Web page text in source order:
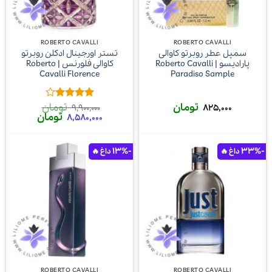
ROBERTO CAVALLI
سمپل عطر روبرتو کاوالی
پارادیسو | Roberto Cavalli
Paradiso Sample
825,000 تومان
ROBERTO CAVALLI
تستر اورجینال ادکلن روبرتو
کاوالی فلورنس | Roberto
Cavalli Florence
امتیاز4
از 5
9,900,000 تومان
قیمت
اصلی
8,580,000 تومان
-33%
-13%